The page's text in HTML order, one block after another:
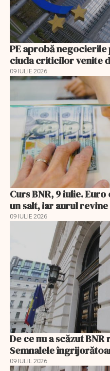
PE aprobă
ciuda criticilor venite
09 IULIE 2026
Curs BNR, 9 iulie.
un salt, iar aurul
09 IULIE 2026
De ce nu a scăzut
Semnalele
09 IULIE 2026